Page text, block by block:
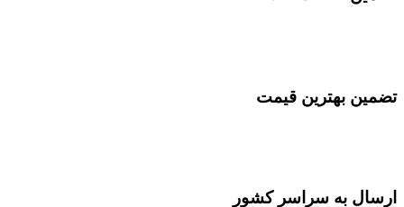
تضمین بهترین قیمت
ارسال به سراسر کشور